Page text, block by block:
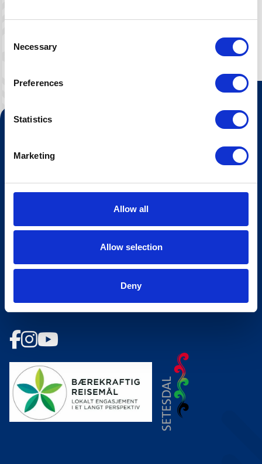
Selection
Necessary
Preferences
Statistics
Marketing
Allow all
Allow selection
Deny
Kontakt oss
Åpningstider Hovden Fjellbad
Meld deg på vårt nyhetsbrev!